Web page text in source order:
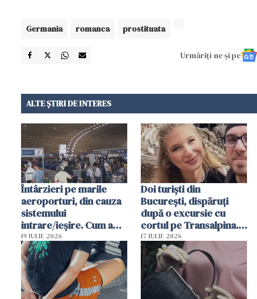
Germania romanca prostituata
Urmăriți-ne și pe
ALTE ȘTIRI DE INTERES
Întârzieri pe marile
aeroporturi, din cauza
sistemului
intrare/ieșire. Cum a
ajuns o femeie să fie
arestată în Cluj-Napoca
19 IULIE 2026
Doi turiști din
București, dispăruți
după o excursie cu
cortul pe Transalpina.
Poliția și familia îi caută
17 IULIE 2026